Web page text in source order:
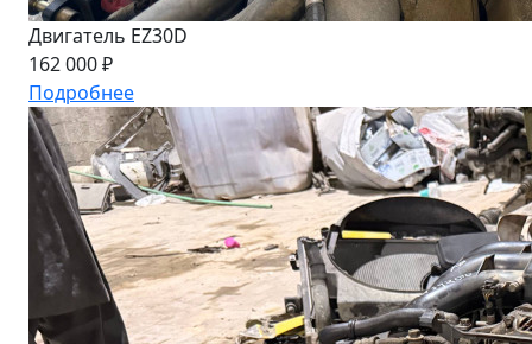
Двигатель EZ30D
162 000 ₽
Подробнее